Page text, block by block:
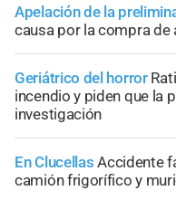
Apelación de la
causa por la compra de
Geriátrico del horror
incendio y piden que la
investigación
En Clucellas Accidente
camión frigorífico y